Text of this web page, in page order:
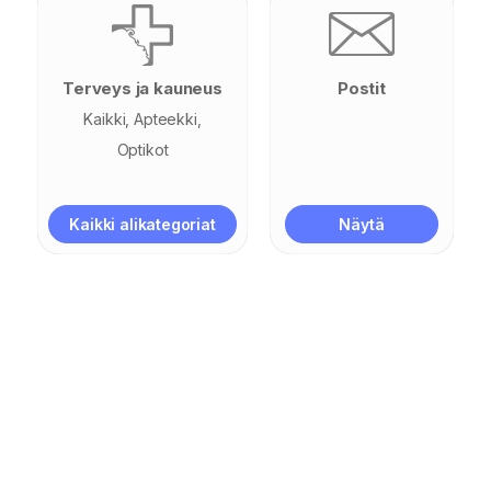
Terveys ja kauneus
Kaikki Apteekki
Optikot
Kaikki alikategoriat
Postit
Näytä